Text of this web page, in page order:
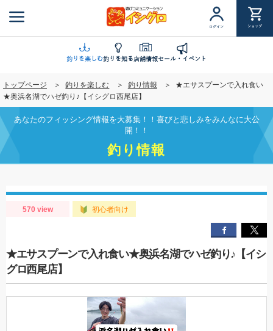
ン
ツ
移
動
ログイン ショップ
釣りを楽しむ釣りを知る店舗情報セール・イベント
トップページ 釣りを楽しむ 釣り情報
★エサスプーンで入れ食い
★奥浜名湖でハゼ釣り♪【イシグロ西尾店】
あなたのフィッシング情報を大募集！！喜びと悲しみをみんなに大公
開！！
釣り情報
570 view 初心者向け
★エサスプーンで入れ食い★奥浜名湖でハゼ釣り♪【イシ
グロ西尾店】